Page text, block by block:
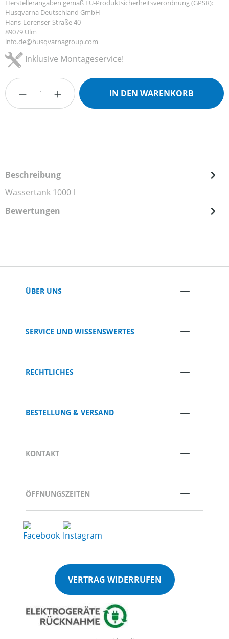
Herstellerangaben gemäß EU-Produktsicherheitsverordnung (GPSR):
Husqvarna Deutschland GmbH
Hans-Lorenser-Straße 40
89079 Ulm
info.de@husqvarnagroup.com
Inklusive Montageservice!
Produkt Anzahl: Gib den gewünschten
IN DEN WARENKORB
Beschreibung
Wassertank 1000 l
Bewertungen
ÜBER UNS
SERVICE UND WISSENSWERTES
RECHTLICHES
BESTELLUNG & VERSAND
KONTAKT
ÖFFNUNGSZEITEN
VERTRAG WIDERRUFEN